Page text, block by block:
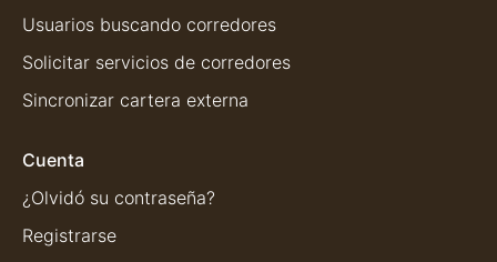
Usuarios buscando corredores
Solicitar servicios de corredores
Sincronizar cartera externa
Cuenta
¿Olvidó su contraseña?
Registrarse